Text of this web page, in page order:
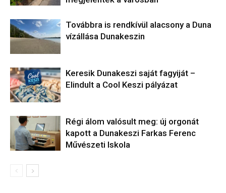
Továbbra is rendkívül alacsony a Duna
vízállása Dunakeszin
Keresik Dunakeszi saját fagyiját –
Elindult a Cool Keszi pályázat
Régi álom valósult meg: új orgonát
kapott a Dunakeszi Farkas Ferenc
Művészeti Iskola